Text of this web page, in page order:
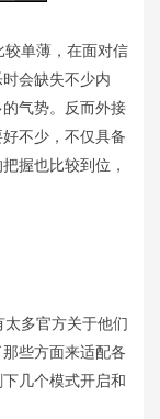
单薄，在面对信
会缺失不少内
气势。反而外接
不少，不仅具备
握也比较到位，
多官方关于他们
些方面来适配各
几个模式开启和